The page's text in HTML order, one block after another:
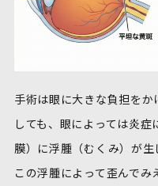
手術は眼に大きな負担を
しても、眼によっては炎
膜）に浮腫（むくみ）が生
この浮腫によって歪んで